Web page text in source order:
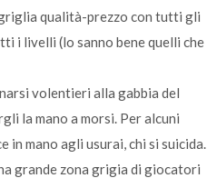
qualità-prezzo con tutti gli
i livelli (lo sanno bene quelli che
volentieri alla gabbia del
la mano a morsi. Per alcuni
mano agli usurai, chi si suicida.
grande zona grigia di giocatori